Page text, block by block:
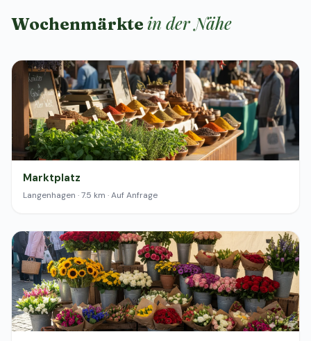
Wochenmärkte in der Nähe
Marktplatz
Langenhagen · 7.5 km · Auf Anfrage